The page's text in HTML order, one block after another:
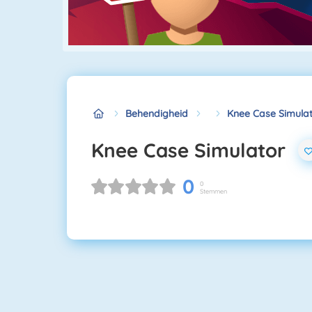
Behendigheid Knee Case
Knee Case Simulator
0
0
Stemmen